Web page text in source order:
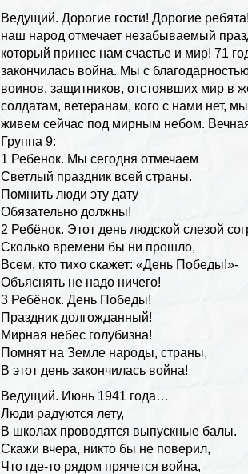
Ведущий. Дорогие гости! Дорогие
наш народ отмечает незабываемый
который принес нам счастье и мир! 71
закончилась война. Мы с
воинов, защитников, отстоявших мир в
солдатам, ветеранам, кого с нами нет,
живем сейчас под мирным небом.
Группа 9:
1 Ребенок. Мы сегодня отмечаем
Светлый праздник всей страны.
Помнить люди эту дату
Обязательно должны!
2 Ребёнок. Этот день людской слезой
Сколько времени бы ни прошло,
Всем, кто тихо скажет: «День Победы!»-
Объяснять не надо ничего!
3 Ребёнок. День Победы!
Праздник долгожданный!
Мирная небес голубизна!
Помнят на Земле народы, страны,
В этот день закончилась война!
Ведущий. Июнь 1941 года…
Люди радуются лету,
В школах проводятся выпускные балы.
Скажи вчера, никто бы не поверил,
Что где-то рядом прячется война,